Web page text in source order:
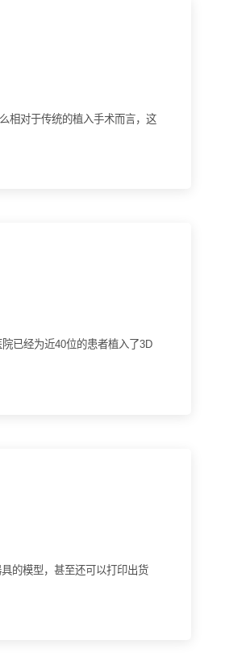
相对于传统的植入手术而言，这
已经为近40位的患者植入了3D
的模型，甚至还可以打印出货